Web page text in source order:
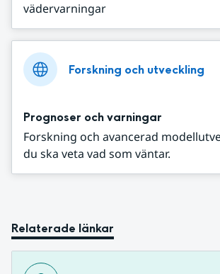
vädervarningar
Forskning och utveckling
Prognoser och varningar
Forskning och avancerad
du ska veta vad som väntar.
Relaterade länkar